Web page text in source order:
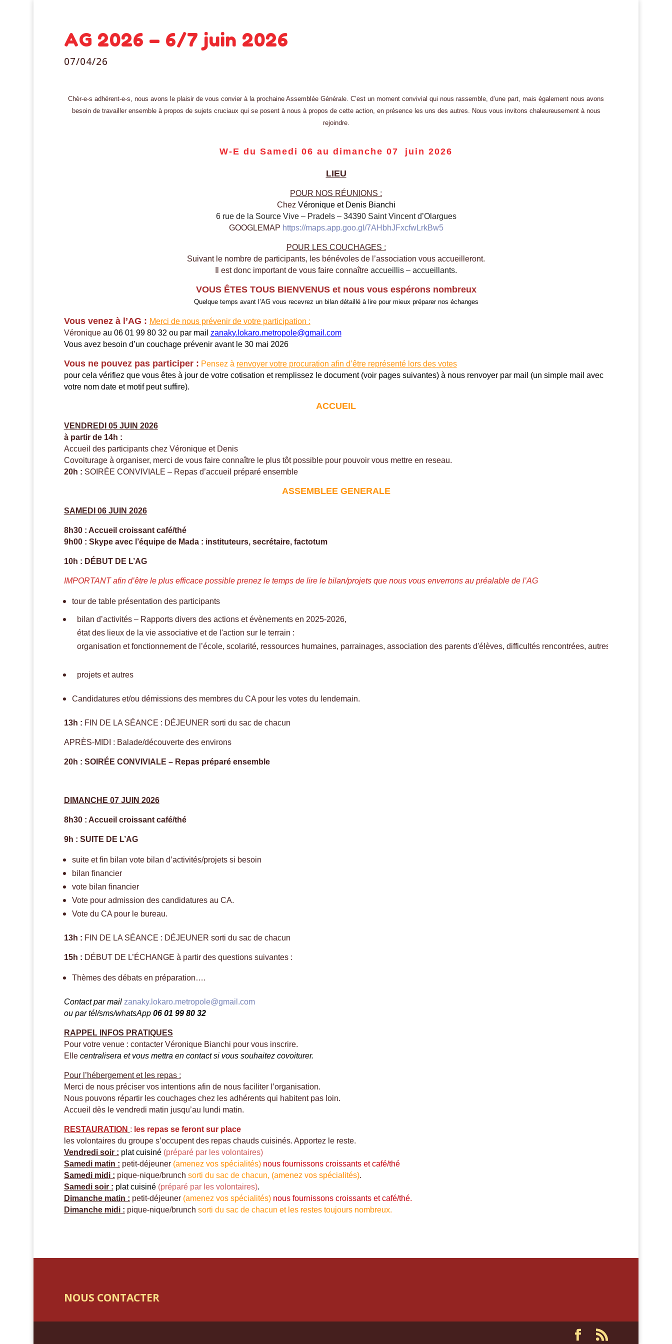
AG 2026 – 6/7 juin 2026
07/04/26
Chèr-e-s adhérent-e-s, nous avons le plaisir de vous convier à la prochaine Assemblée Générale. C’est un moment convivial qui nous rassemble, d’une part, mais également nous avons
besoin de travailler ensemble à propos de sujets cruciaux qui se posent à nous à propos de cette action, en présence les uns des autres. Nous vous invitons chaleureusement à nous
rejoindre.
W-E du Samedi 06 au dimanche 07 juin 2026
LIEU
POUR NOS RÉUNIONS :
Chez Véronique et Denis Bianchi
6 rue de la Source Vive – Pradels – 34390 Saint Vincent d’Olargues
GOOGLEMAP https://maps.app.goo.gl/7AHbhJFxcfwLrkBw5
POUR LES COUCHAGES :
Suivant le nombre de participants, les bénévoles de l’association vous accueilleront.
Il est donc important de vous faire connaître accueillis – accueillants.
VOUS ÊTES TOUS BIENVENUS et nous vous espérons nombreux
Quelque temps avant l’AG vous recevrez un bilan détaillé à lire pour mieux préparer nos échanges
Vous venez à l’AG : Merci de nous prévenir de votre participation :
Véronique au 06 01 99 80 32 ou par mail zanaky.lokaro.metropole@gmail.com
Vous avez besoin d’un couchage prévenir avant le 30 mai 2026
Vous ne pouvez pas participer : Pensez à renvoyer votre procuration afin d’être représenté lors des votes
pour cela vérifiez que vous êtes à jour de votre cotisation et remplissez le document (voir pages suivantes) à nous renvoyer par mail (un simple mail avec
votre nom date et motif peut suffire).
ACCUEIL
VENDREDI 05 JUIN 2026
à partir de 14h :
Accueil des participants chez Véronique et Denis
Covoiturage à organiser, merci de vous faire connaître le plus tôt possible pour pouvoir vous mettre en reseau.
20h : SOIRÉE CONVIVIALE – Repas d’accueil préparé ensemble
ASSEMBLEE GENERALE
SAMEDI 06 JUIN 2026
8h30 : Accueil croissant café/thé
9h00 : Skype avec l’équipe de Mada : instituteurs, secrétaire, factotum
10h : DÉBUT DE L’AG
IMPORTANT afin d’être le plus efficacepossible prenez le temps de lire le bilan/projetsque nous vous enverrons au préalable de l’AG
tour de table présentation des participants
bilan d’activités – Rapports divers des actions et évènements en 2025-2026,
état des lieux de la vie associative et de l'action sur le terrain :
organisation et fonctionnement de l’école, scolarité, ressources humaines, parrainages, association des parents d'élèves, difficultés rencontrées, autres...
projets et autres
Candidatures et/ou démissions des membres du CA pour les votes du lendemain.
13h : FIN DE LA SÉANCE : DÉJEUNER sorti du sac de chacun
APRÈS-MIDI : Balade/découverte des environs
20h : SOIRÉE CONVIVIALE – Repas préparé ensemble
DIMANCHE 07 JUIN 2026
8h30 : Accueil croissant café/thé
9h : SUITE DE L’AG
suite et fin bilan vote bilan d’activités/projets si besoin
bilan financier
vote bilan financier
Vote pour admission des candidatures au CA.
Vote du CA pour le bureau.
13h : FIN DE LA SÉANCE : DÉJEUNER sorti du sac de chacun
15h : DÉBUT DE L’ÉCHANGE à partir des questions suivantes :
Thèmes des débats en préparation….
Contact par mail zanaky.lokaro.metropole@gmail.com
ou par tél/sms/whatsApp 06 01 99 80 32
RAPPEL INFOS PRATIQUES
Pour votre venue : contacter Véronique Bianchi pour vous inscrire.
Elle centralisera et vous mettra en contact si vous souhaitez covoiturer.
Pour l’hébergementet les repas :
Merci de nous préciser vos intentions afin de nous faciliter l’organisation.
Nous pouvons répartir les couchages chez les adhérents qui habitent pas loin.
Accueil dès le vendredi matin jusqu’au lundi matin.
RESTAURATION : les repas se feront sur place
les volontaires du groupe s’occupent des repas chauds cuisinés. Apportez le reste.
Vendredi soir : plat cuisiné (préparé par les volontaires)
Samedi matin : petit-déjeuner (amenez vos spécialités) nous fournissons croissants et café/thé
Samedi midi : pique-nique/brunch sorti du sac de chacun, (amenez vos spécialités).
Samedi soir : plat cuisiné (préparé par les volontaires).
Dimanche matin : petit-déjeuner (amenez vos spécialités) nous fournissons croissants et café/thé.
Dimanche midi : pique-nique/brunch sorti du sac de chacun et les restes toujours nombreux.
NOUS CONTACTER